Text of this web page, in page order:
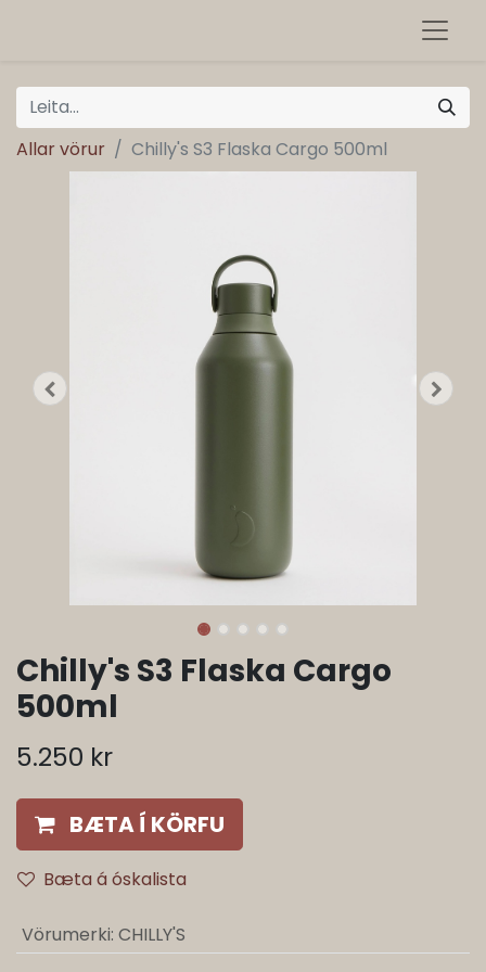
Allar vörur Chilly's S3 Flaska Cargo 500ml
Chilly's S3 Flaska Cargo
500ml
5.250 kr
BÆTA Í KÖRFU
Bæta á óskalista
Vörumerki: CHILLY'S